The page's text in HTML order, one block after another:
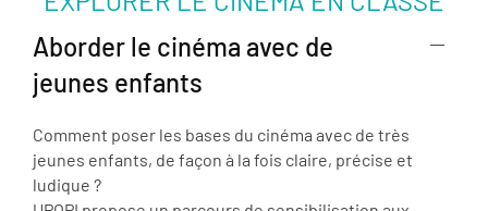
Aborder le cinéma avec de
jeunes enfants
Comment poser les bases du cinéma avec de très
jeunes enfants, de façon à la fois claire, précise et
ludique ?